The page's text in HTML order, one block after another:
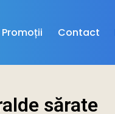
Promoții Contact
sărate